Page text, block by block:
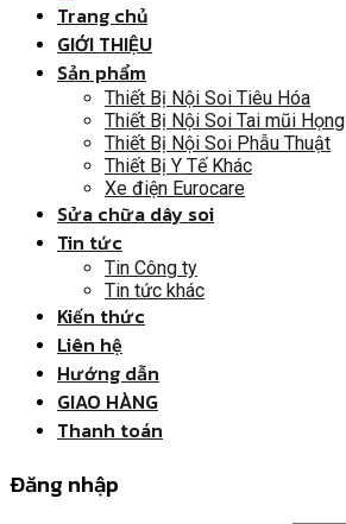
Trang chủ
GIỚI THIỆU
Sản phẩm
Thiết Bị Nội Soi Tiêu Hóa
Thiết Bị Nội Soi Tai mũi Họng
Thiết Bị Nội Soi Phẫu Thuật
Thiết Bị Y Tế Khác
Xe điện Eurocare
Sửa chữa dây soi
Tin tức
Tin Công ty
Tin tức khác
Kiến thức
Liên hệ
Hướng dẫn
GIAO HÀNG
Thanh toán
Đăng nhập